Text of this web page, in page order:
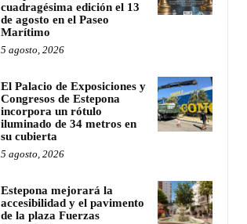
cuadragésima edición el 13
de agosto en el Paseo
Marítimo
5 agosto, 2026
El Palacio de Exposiciones y
Congresos de Estepona
incorpora un rótulo
iluminado de 34 metros en
su cubierta
5 agosto, 2026
Estepona mejorará la
accesibilidad y el pavimento
de la plaza Fuerzas